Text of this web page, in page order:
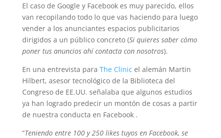
El caso de Google y Facebook es muy parecido, ellos
van recopilando todo lo que vas haciendo para luego
vender a los anunciantes espacios publicitarios
dirigidos a un público concreto (Si quieres saber cómo
poner tus anuncios ahí contacta con nosotros).
En una entrevista para The Clinic el alemán Martin
Hilbert, asesor tecnológico de la Biblioteca del
Congreso de EE.UU. señalaba que algunos estudios
ya han logrado predecir un montón de cosas a partir
de nuestra conducta en Facebook .
“Teniendo entre 100 y 250 likes tuyos en Facebook, se